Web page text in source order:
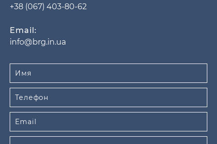
+38 (067) 403-80-62
Email:
info@brg.in.ua